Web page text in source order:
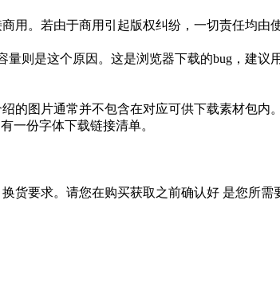
。若由于商用引起版权纠纷，一切责任均由
则是这个原因。这是浏览器下载的bug，建议
的图片通常并不包含在对应可供下载素材包内
一份字体下载链接清单。
货要求。请您在购买获取之前确认好 是您所需